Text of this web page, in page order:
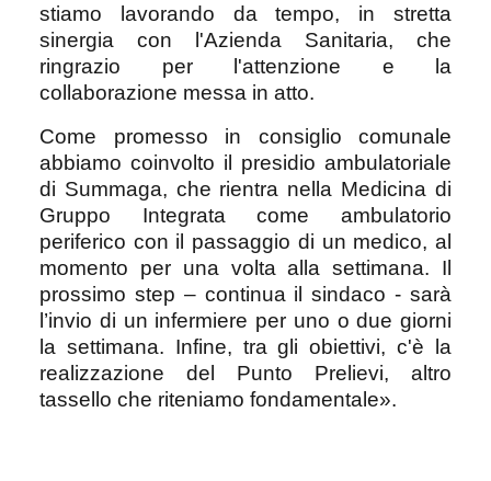
stiamo lavorando da tempo, in stretta
sinergia con l'Azienda Sanitaria, che
ringrazio per l'attenzione e la
collaborazione messa in atto.
Come promesso in consiglio comunale
abbiamo coinvolto il presidio ambulatoriale
di Summaga, che rientra nella Medicina di
Gruppo Integrata come ambulatorio
periferico con il passaggio di un medico, al
momento per una volta alla settimana. Il
prossimo step – continua il sindaco - sarà
l’invio di un infermiere per uno o due giorni
la settimana. Infine, tra gli obiettivi, c'è la
realizzazione del Punto Prelievi, altro
tassello che riteniamo fondamentale».